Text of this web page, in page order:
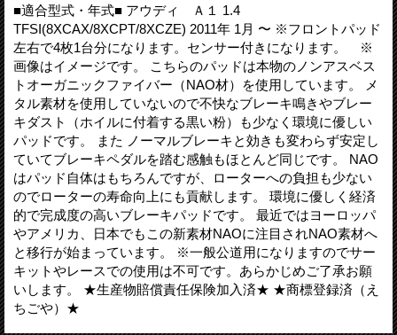
■適合型式・年式■ アウディ Ａ１ 1.4
TFSI(8XCAX/8XCPT/8XCZE) 2011年 1月 〜 ※フロントパッド
左右で4枚1台分になります。センサー付きになります。 ※
画像はイメージです。 こちらのパッドは本物のノンアスベス
トオーガニックファイバー（NAO材）を使用しています。 メ
タル素材を使用していないので不快なブレーキ鳴きやブレー
キダスト（ホイルに付着する黒い粉）も少なく環境に優しい
パッドです。 また ノーマルブレーキと効きも変わらず安定し
ていてブレーキペダルを踏む感触もほとんど同じです。 NAO
はパッド自体はもちろんですが、ローターへの負担も少ない
のでローターの寿命向上にも貢献します。 環境に優しく経済
的で完成度の高いブレーキパッドです。 最近ではヨーロッパ
やアメリカ、日本でもこの新素材NAOに注目されNAO素材へ
と移行が始まっています。 ※一般公道用になりますのでサー
キットやレースでの使用は不可です。あらかじめご了承お願
いします。 ★生産物賠償責任保険加入済★ ★商標登録済（え
ちごや）★